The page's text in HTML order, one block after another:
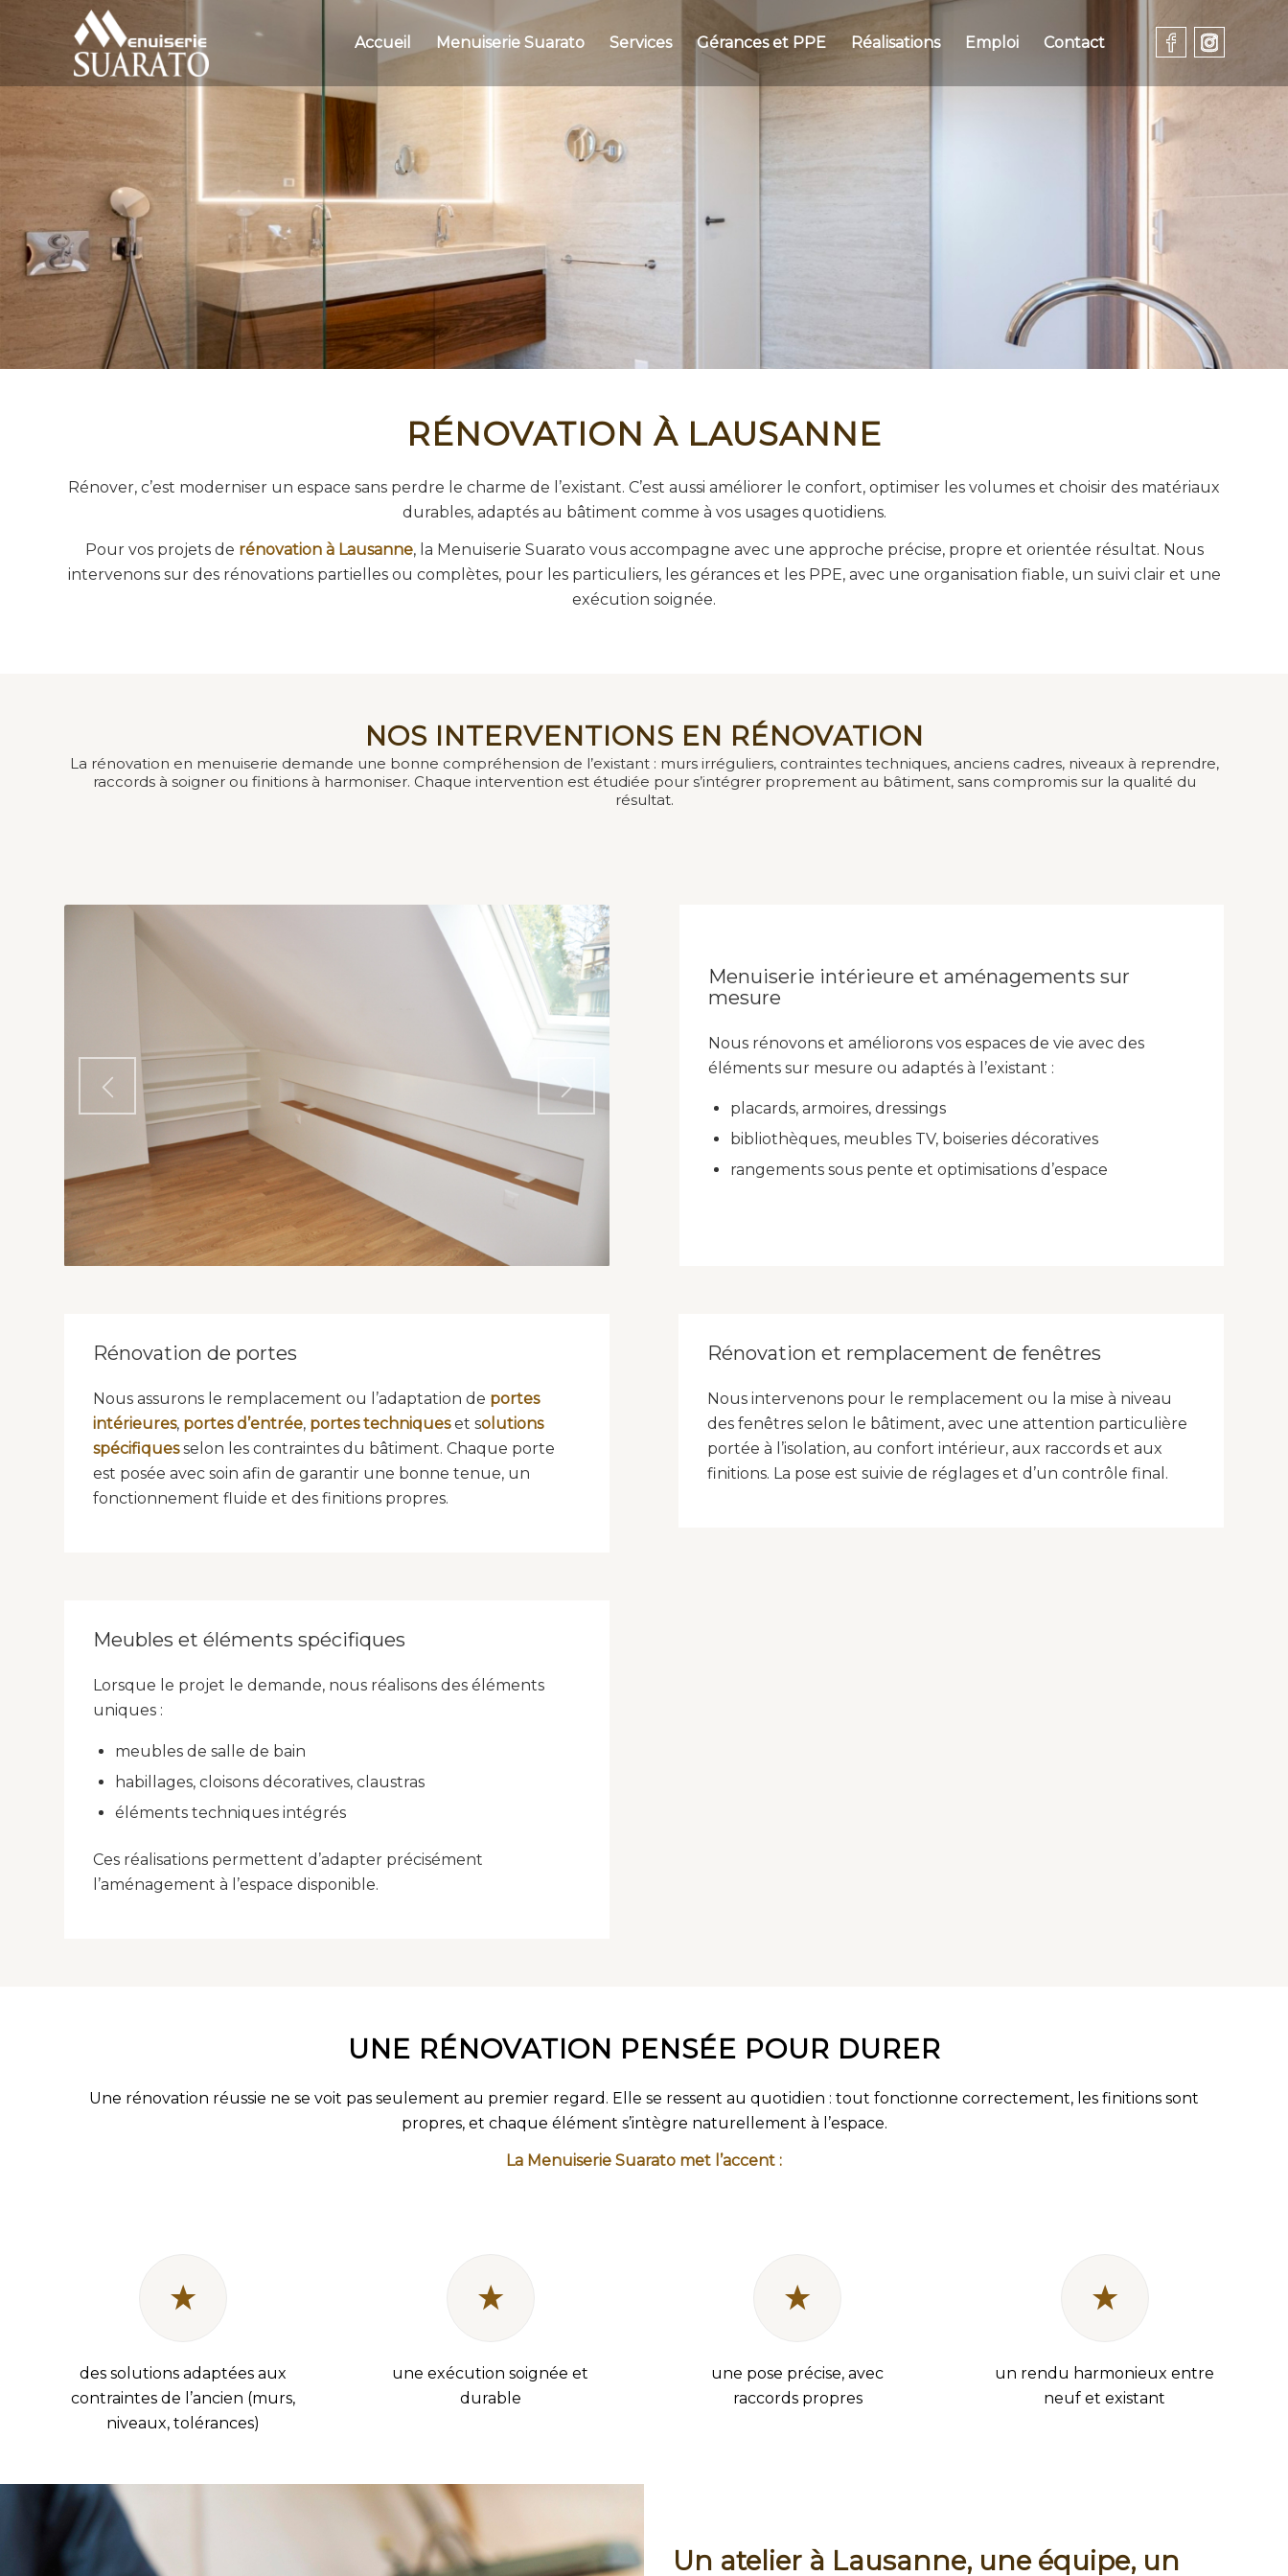
Accueil Menuiserie Suarato Services Gérances et PPE Réalisations Emploi Contact
RÉNOVATION À LAUSANNE
Rénover, c’est moderniser un espace sans perdre le charme de l’existant. C’est aussi améliorer le confort, optimiser les volumes et choisir des matériaux
durables, adaptés au bâtiment comme à vos usages quotidiens.
Pour vos projets de rénovation à Lausanne, la Menuiserie Suarato vous accompagne avec une approche précise, propre et orientée résultat. Nous
intervenons sur des rénovations partielles ou complètes, pour les particuliers, les gérances et les PPE, avec une organisation fiable, un suivi clair et une
exécution soignée.
NOS INTERVENTIONS EN RÉNOVATION
La rénovation en menuiserie demande une bonne compréhension de l’existant : murs irréguliers, contraintes techniques, anciens cadres, niveaux à reprendre,
raccords à soigner ou finitions à harmoniser. Chaque intervention est étudiée pour s’intégrer proprement au bâtiment, sans compromis sur la qualité du
résultat.
Menuiserie intérieure et aménagements sur
mesure
Nous rénovons et améliorons vos espaces de vie avec des
éléments sur mesure ou adaptés à l’existant :
placards, armoires, dressings
bibliothèques, meubles TV, boiseries décoratives
rangements sous pente et optimisations d’espace
Rénovation de portes
Nous assurons le remplacement ou l’adaptation de portes
intérieures, portes d’entrée, portes techniqueset solutions
spécifiquesselon les contraintes du bâtiment. Chaque porte
est posée avec soin afin de garantir une bonne tenue, un
fonctionnement fluide et des finitions propres.
Rénovation et remplacement de fenêtres
Nous intervenons pour le remplacement ou la mise à niveau
des fenêtres selon le bâtiment, avec une attention particulière
portée à l’isolation, au confort intérieur, aux raccords et aux
finitions. La pose est suivie de réglages et d’un contrôle final.
Meubles et éléments spécifiques
Lorsque le projet le demande, nous réalisons des éléments
uniques :
meubles de salle de bain
habillages, cloisons décoratives, claustras
éléments techniques intégrés
Ces réalisations permettent d’adapter précisément
l’aménagement à l’espace disponible.
UNE RÉNOVATION PENSÉE POUR DURER
Une rénovation réussie ne se voit pas seulement au premier regard. Elle se ressent au quotidien : tout fonctionne correctement, les finitions sont
propres, et chaque élément s’intègre naturellement à l’espace.
La Menuiserie Suarato met l’accent :
des solutions adaptées aux
contraintes de l’ancien (murs,
niveaux, tolérances)
une exécution soignée et
durable
une pose précise, avec
raccords propres
un rendu harmonieux entre
neuf et existant
Un atelier à Lausanne, une équipe, un